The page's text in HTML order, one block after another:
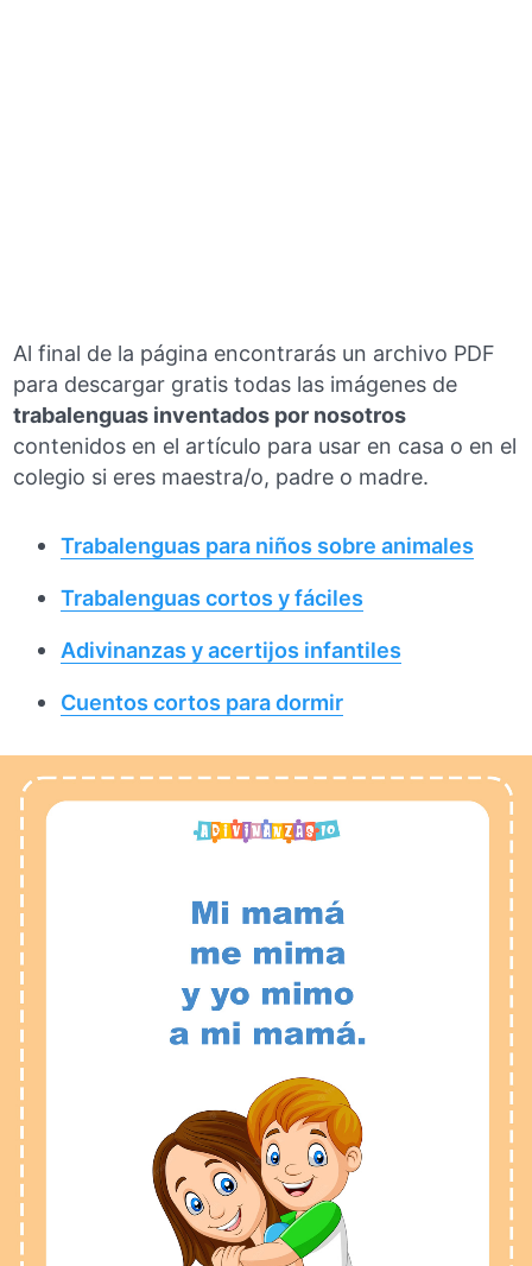
Al final de la página encontrarás un archivo PDF
para descargar gratis todas las imágenes de
trabalenguas inventados por nosotros
contenidos en el artículo para usar en casa o en el
colegio si eres maestra/o, padre o madre.
Trabalenguas para niños sobre animales
Trabalenguas cortos y fáciles
Adivinanzas y acertijos infantiles
Cuentos cortos para dormir